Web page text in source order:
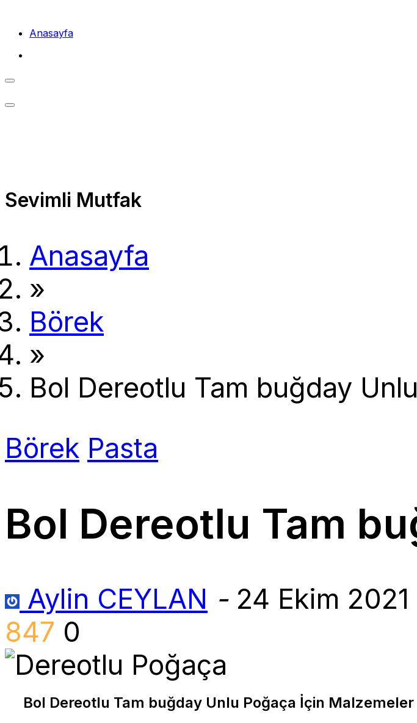
contentAnasayfa
Sevimli Mutfak
Anasayfa
»
Börek
»
Bol Dereotlu Tam buğday
Börek Pasta
Bol Dereotlu Tam
Aylin CEYLAN - 24 Ekim 2021
847 0
Bol Dereotlu Tam buğday Unlu Poğaça İçin Malzemeler